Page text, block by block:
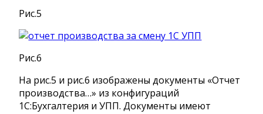
Рис.5
Рис.6
На рис.5 и рис.6 изображены документы «Отчет
производства…» из конфигураций
1С:Бухгалтерия и УПП. Документы имеют